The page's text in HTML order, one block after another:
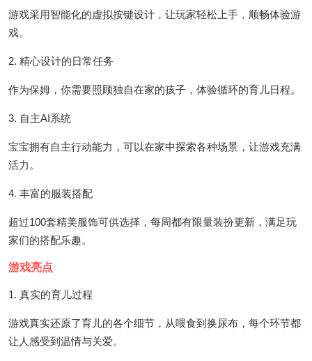
游戏采用智能化的虚拟按键设计，让玩家轻松上手，顺畅体验游
戏。
2. 精心设计的日常任务
作为保姆，你需要照顾独自在家的孩子，体验循环的育儿日程。
3. 自主AI系统
宝宝拥有自主行动能力，可以在家中探索各种场景，让游戏充满
活力。
4. 丰富的服装搭配
超过100套精美服饰可供选择，每周都有限量装扮更新，满足玩
家们的搭配乐趣。
游戏亮点
1. 真实的育儿过程
游戏真实还原了育儿的各个细节，从喂食到换尿布，每个环节都
让人感受到温情与关爱。